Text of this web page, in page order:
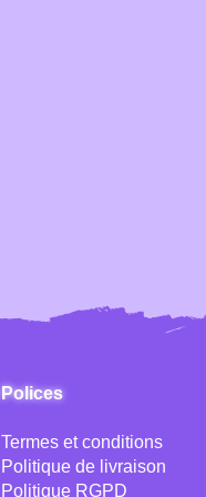
Polices
Termes et conditions
Politique de livraison
Politique RGPD